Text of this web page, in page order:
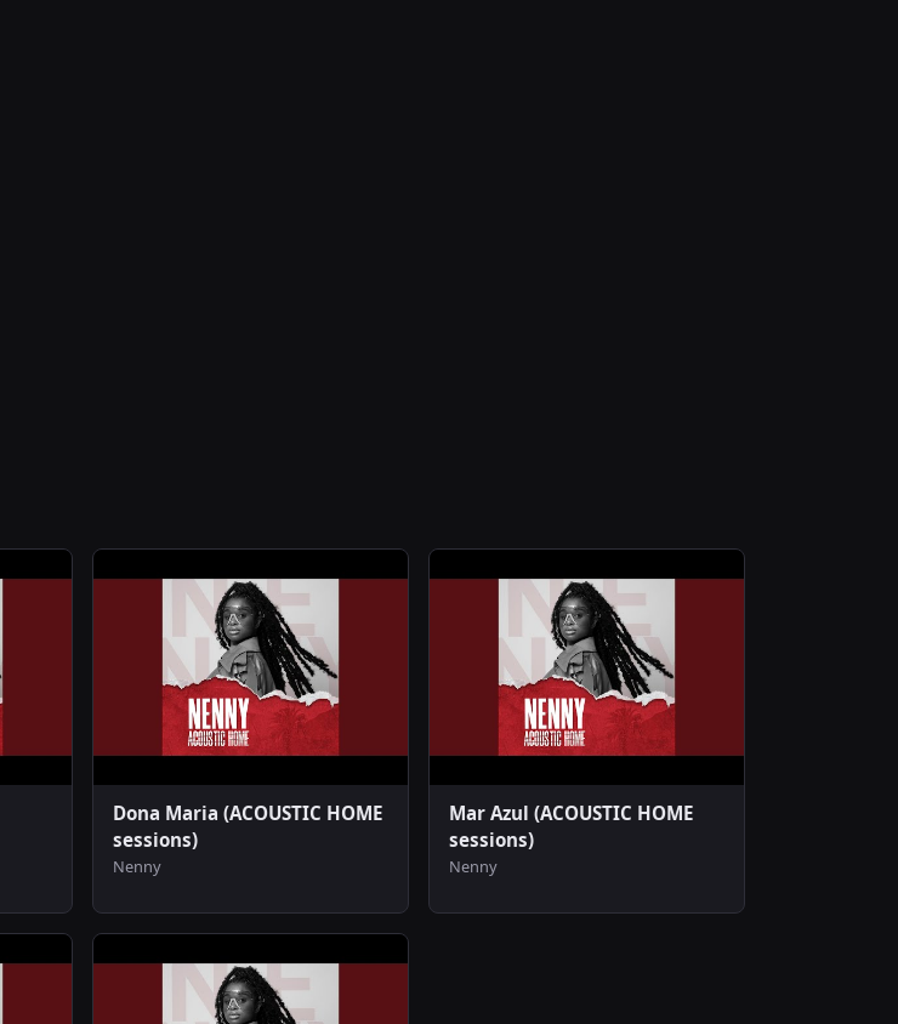
Dona Maria (ACOUSTIC HOME
sessions)
Nenny
Mar Azul (ACOUSTIC HOME
sessions)
Nenny